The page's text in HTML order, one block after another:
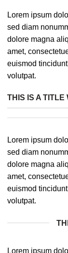
Lorem ipsum
sed diam
dolore magna
amet,
euismod
volutpat.
THIS IS A TITLE
Lorem ipsum
sed diam
dolore magna
amet,
euismod
volutpat.
Lorem ipsum